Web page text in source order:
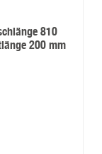
810
200 mm